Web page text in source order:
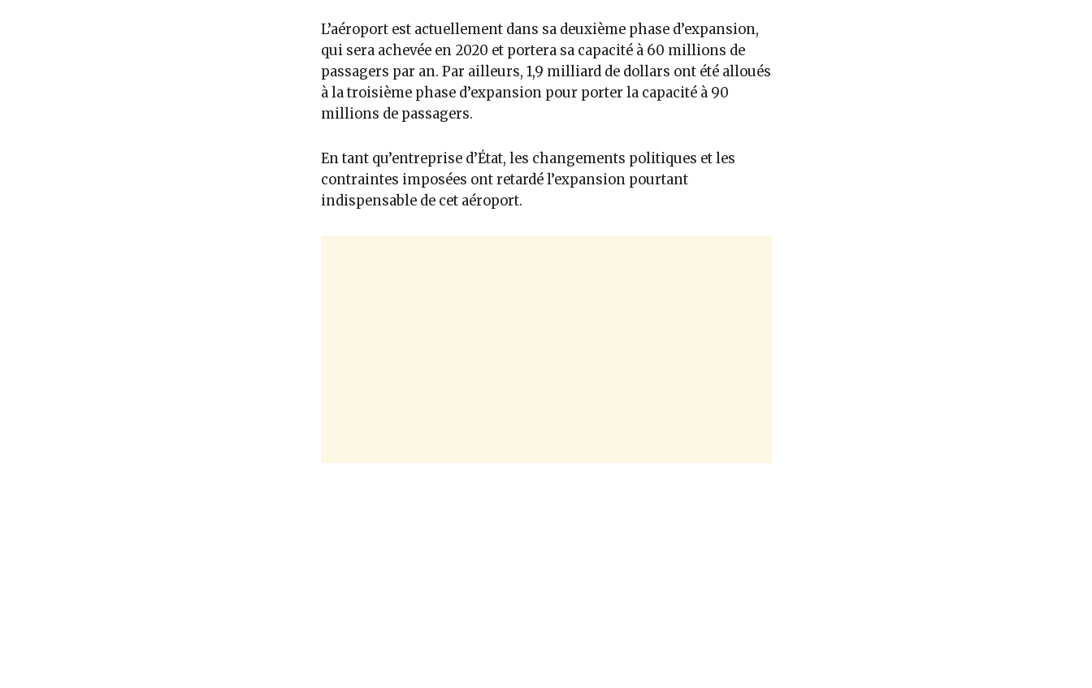
L’aéroport est actuellement dans sa deuxième phase d’expansion,
qui sera achevée en 2020 et portera sa capacité à 60 millions de
passagers par an. Par ailleurs, 1,9 milliard de dollars ont été alloués
à la troisième phase d’expansion pour porter la capacité à 90
millions de passagers.
En tant qu’entreprise d’État, les changements politiques et les
contraintes imposées ont retardé l’expansion pourtant
indispensable de cet aéroport.